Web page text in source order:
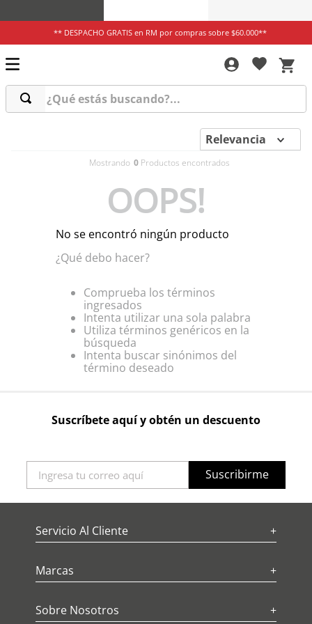
** DESPACHO GRATIS en RM por compras sobre $60.000**
¿Qué estás buscando?...
Relevancia
0
OOPS!
No se encontró ningún producto
¿Qué debo hacer?
Comprueba los términos
ingresados
Intenta utilizar una sola palabra
Utiliza términos genéricos en la
búsqueda
Intenta buscar sinónimos del
término deseado
Suscríbete aquí y obtén un descuento
Suscribirme
Servicio Al Cliente +
Marcas +
Sobre Nosotros +